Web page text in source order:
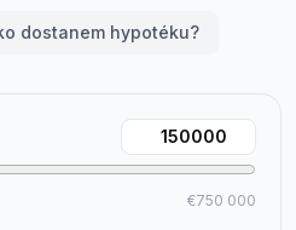
dostanem hypotéku?
€750 000